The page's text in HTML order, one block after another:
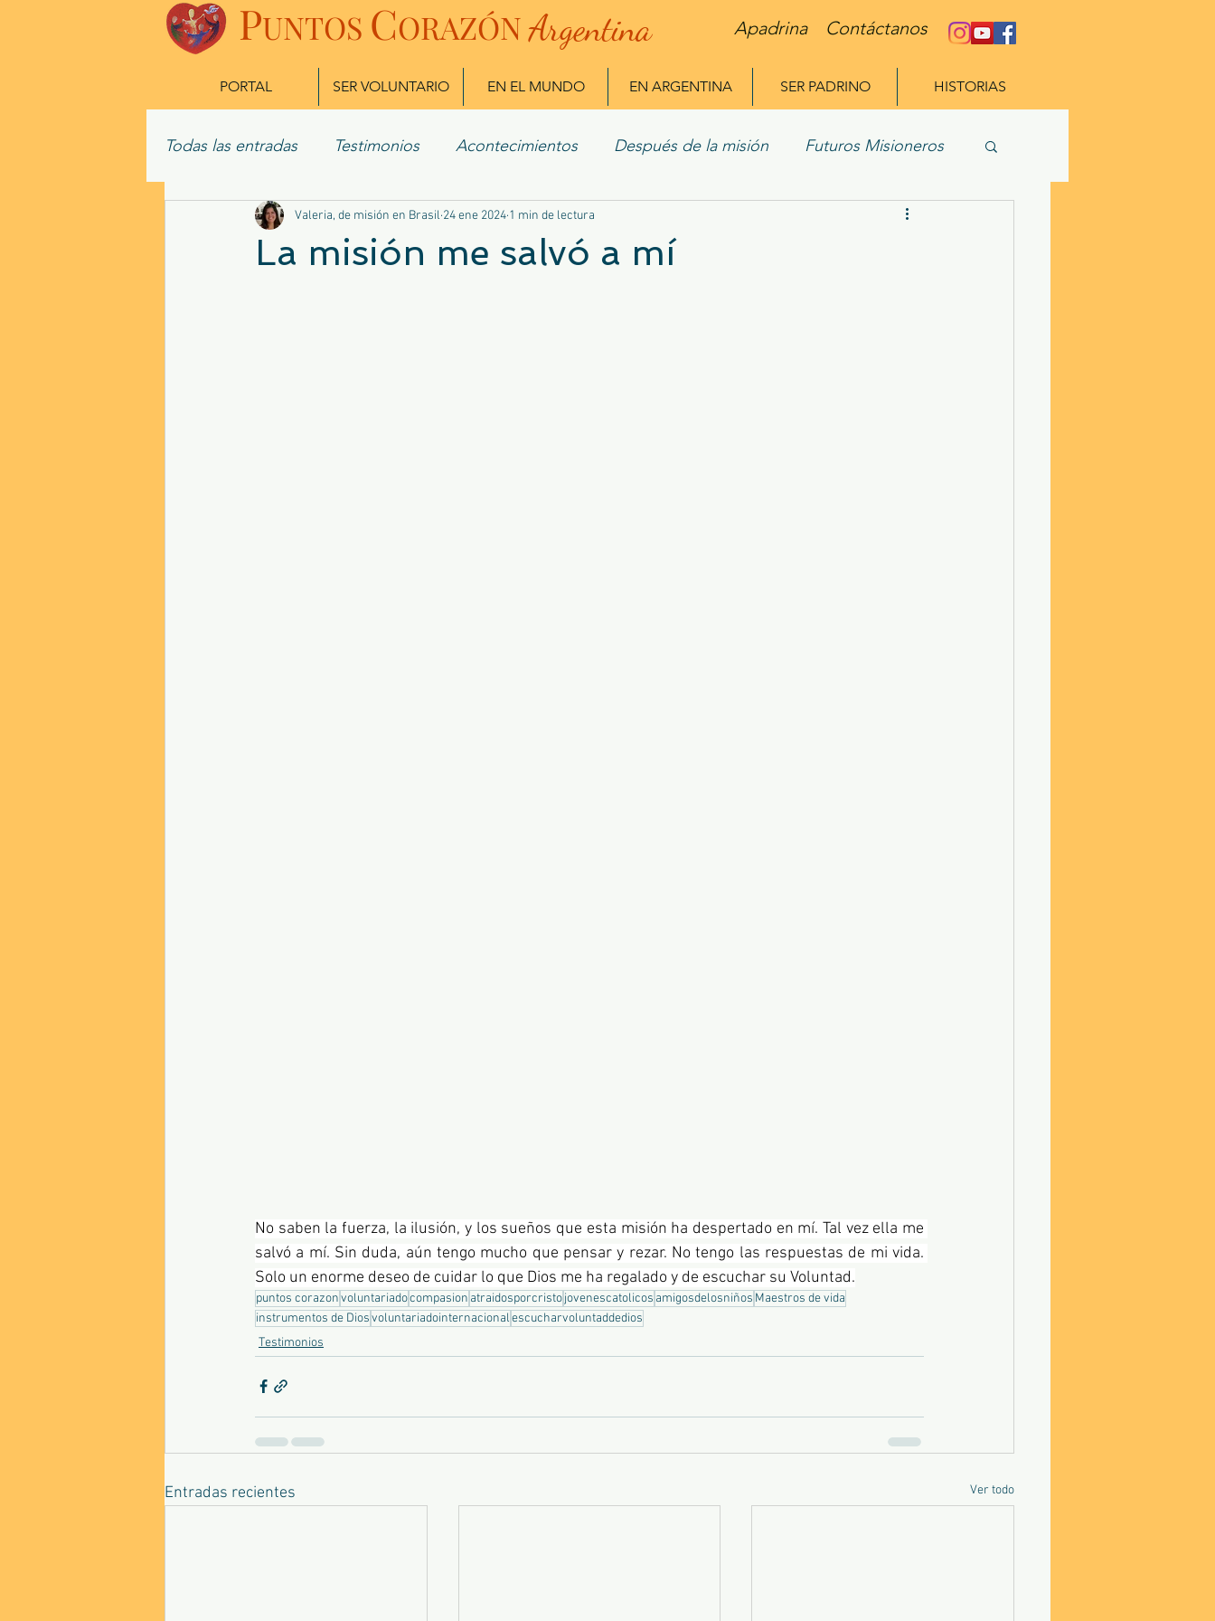
PUNTOS CORAZÓNArgentina Apadrina Contáctanos
PORTAL SER VOLUNTARIO EN EL MUNDO EN ARGENTINA SER PADRINO HISTORIAS
Todas las entradas Testimonios Acontecimientos Después de la misión Futuros Misioneros
Misioneros Actuales Ex Misioneros
La misión me salvó a mí
Valeria, de misión en Brasil 24 ene 2024 1 min de lectura
No saben la fuerza, la ilusión, y los sueños que esta misión ha despertado en mí. Tal vez ella me
salvó a mí. Sin duda, aún tengo mucho que pensar y rezar. No tengo las respuestas de mi vida.
Solo un enorme deseo de cuidar lo que Dios me ha regalado y de escuchar su Voluntad.
puntos corazonvoluntariadocompasion atraidosporcristojovenescatolicos amigosdelosniños Maestros de vida
instrumentos de Diosvoluntariadointernacionalescucharvoluntaddedios
Testimonios
Entradas recientes Ver todo